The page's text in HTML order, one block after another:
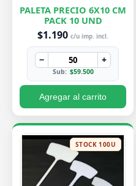
PALETA PRECIO 6X10 CM
PACK 10 UND
$1.190 c/u imp. incl.
− +
Sub: $59.500
Agregar al carrito
STOCK 100U